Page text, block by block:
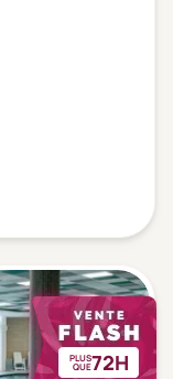
PLUS
QUE72H